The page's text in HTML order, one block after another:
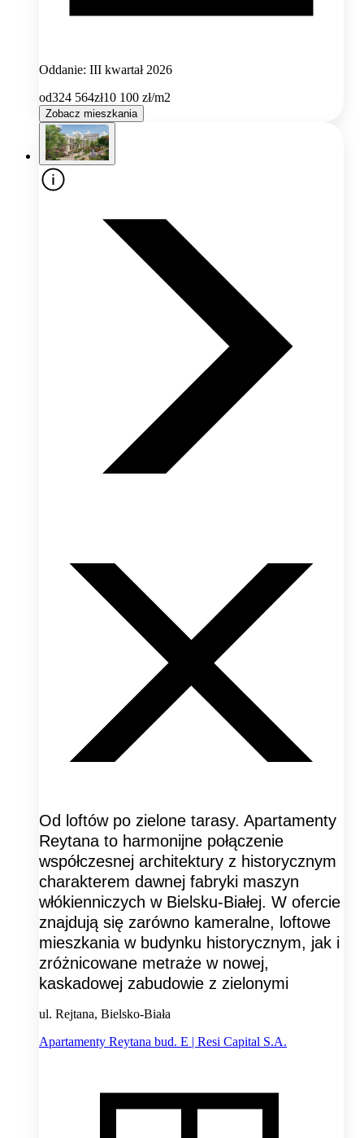
Oddanie: III kwartał 2026
od324 564zł10 100 zł/m2
Zobacz mieszkania
Od loftów po zielone tarasy. Apartamenty
Reytana to harmonijne połączenie
współczesnej architektury z historycznym
charakterem dawnej fabryki maszyn
włókienniczych w Bielsku-Białej. W ofercie
znajdują się zarówno kameralne, loftowe
mieszkania w budynku historycznym, jak i
zróżnicowane metraże w nowej,
kaskadowej zabudowie z zielonymi
ul. Rejtana, Bielsko-Biała
Apartamenty Reytana bud. E | Resi Capital S.A.